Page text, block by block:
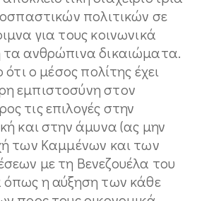
πολιτικών σε
για τους κοινωνικά
τα ανθρώπινα δικαιώματα.
ο μέσος πολίτης έχει
εμπιστοσύνη στον
τις επιλογές στην
και στην άμυνα (ας μην
των Καμμένων και των
με τη Βενεζουέλα του
η αύξηση των κάθε